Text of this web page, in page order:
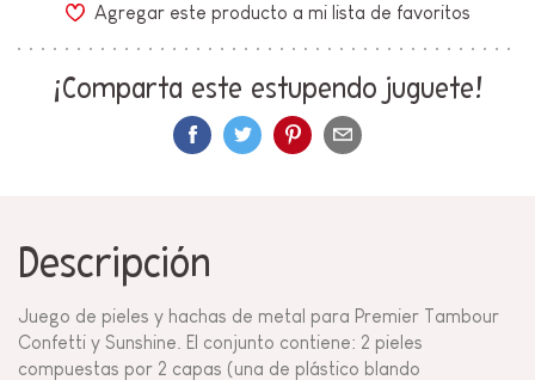
Agregar este producto a mi lista de favoritos
¡Comparta este estupendo juguete!
Descripción
Juego de pieles y hachas de metal para Premier Tambour
Confetti y Sunshine. El conjunto contiene: 2 pieles
compuestas por 2 capas (una de plástico blando